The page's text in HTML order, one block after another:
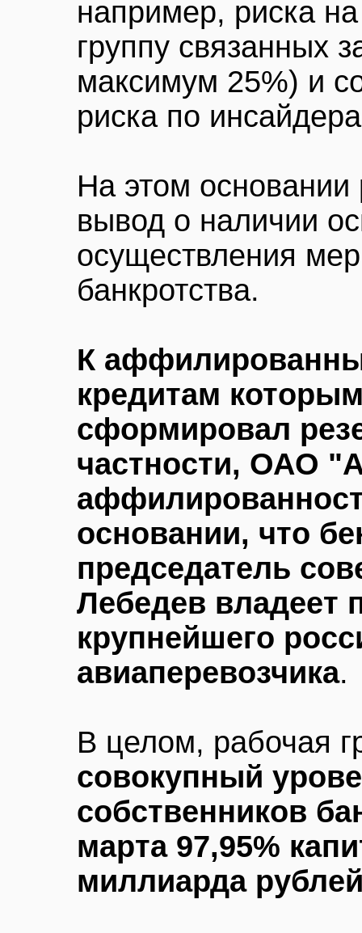
например, риска
группу связанных
максимум 25%) и
риска по
На этом основании
вывод о наличии
осуществления
банкротства.
К
кредитам
сформировал
частности, ОАО
основании, что
председатель
Лебедев владеет
крупнейшего
авиаперевозчика.
В целом, рабочая
совокупный
собственников
марта 97,95%
миллиарда